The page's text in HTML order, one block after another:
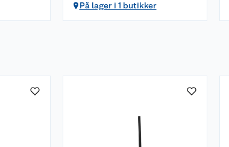
På lager i 1 butikker